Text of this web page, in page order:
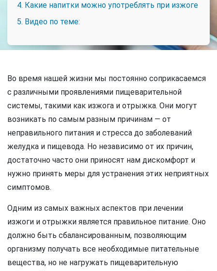
4. Какие напитки можно употреблять при изжоге
5. Видео по теме:
Во время нашей жизни мы постоянно соприкасаемся
с различными проявлениями пищеварительной
системы, такими как изжога и отрыжка. Они могут
возникать по самым разным причинам — от
неправильного питания и стресса до заболеваний
желудка и пищевода. Но независимо от их причин,
достаточно часто они приносят нам дискомфорт и
нужно принять меры для устранения этих неприятных
симптомов.
Одним из самых важных аспектов при лечении
изжоги и отрыжки является правильное питание. Оно
должно быть сбалансированным, позволяющим
организму получать все необходимые питательные
вещества, но не нагружать пищеварительную